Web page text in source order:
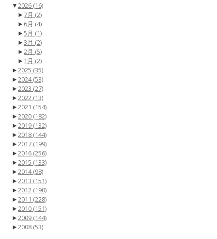
▼2026 (16)
► 7月 (2)
► 6月 (4)
►5月 (1)
►3月 (2)
►2月 (5)
► 1月 (2)
►2025 (35)
►2024(53)
►2023 (27)
►2022 (13)
►2021 (154)
►2020 (182)
►2019 (132)
►2018 (144)
►2017 (199)
►2016 (256)
►2015 (133)
►2014(98)
►2013 (151)
►2012 (190)
►2011 (228)
►2010 (151)
►2009 (144)
►2008 (53)